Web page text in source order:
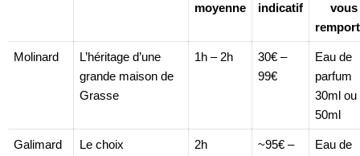
moyenne
indicatif
vous
Molinard
L’héritage d’une
grande maison de
Grasse
1h – 2h
30€ –
99€
Eau de
parfum
30ml ou
50ml
Galimard
Le choix
2h
~95€ –
Eau de